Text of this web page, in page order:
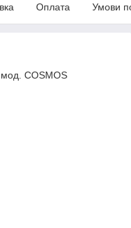
Оплата Умови
COSMOS